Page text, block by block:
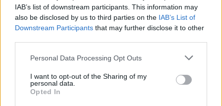
IAB’s list of downstream participants. This information may
also be disclosed by us to third parties on the IAB’s List of
Downstream Participants that may further disclose it to other
Personal Data Processing Opt Outs
I want to opt-out of the Sharing of my
personal data.
Opted In
00:00:30
Vaizdai iš tragiškos avarijos Vilniaus r.: dviejų moterų ir
vaiko gyvybių išgelbėti nepavyko
32 laipsnių šilumos
Žinios